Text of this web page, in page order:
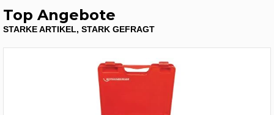
Top Angebote
STARKE ARTIKEL, STARK GEFRAGT